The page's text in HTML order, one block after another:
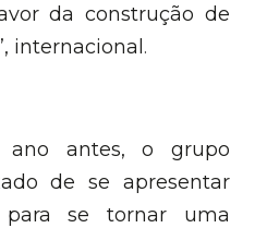
da construção de
internacional .
antes, o grupo
de se apresentar
para se tornar uma